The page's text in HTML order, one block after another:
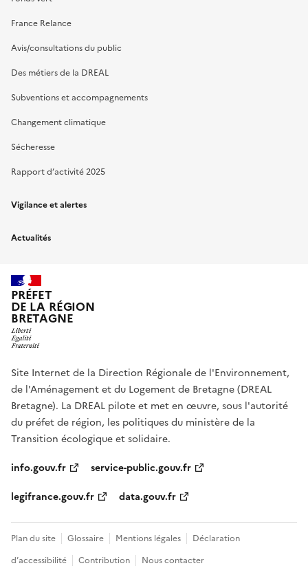
France Relance
Avis/consultations du public
Des métiers de la DREAL
Subventions et accompagnements
Changement climatique
Sécheresse
Rapport d’activité 2025
Vigilance et alertes
Actualités
PRÉFET
DE LA RÉGION
BRETAGNE
Site Internet de la Direction Régionale de l'Environnement,
de l'Aménagement et du Logement de Bretagne (DREAL
Bretagne). La DREAL pilote et met en œuvre, sous l'autorité
du préfet de région, les politiques du ministère de la
Transition écologique et solidaire.
info.gouv.fr
service-public.gouv.fr
legifrance.gouv.fr
data.gouv.fr
Plan du site Glossaire Mentions légales
Déclaration
d’accessibilité
Contribution Nous contacter